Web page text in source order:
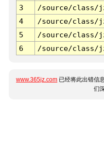
3 /source/class/
4
/source/class/
5
/source/class/
6
/source/class/
www.365jz.com 已经将此出错信
们